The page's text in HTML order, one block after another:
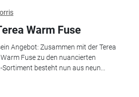
Warm Fuse
Angebot: Zusammen mit der Terea
Fuse zu den nuancierten
besteht nun aus neun...